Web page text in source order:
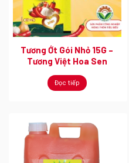
Tương Ớt Gói Nhỏ 15G –
Tương Việt Hoa Sen
Đọc tiếp